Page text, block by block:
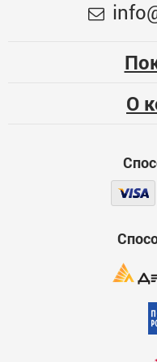
9мм 5м STAYER "Profi"
О